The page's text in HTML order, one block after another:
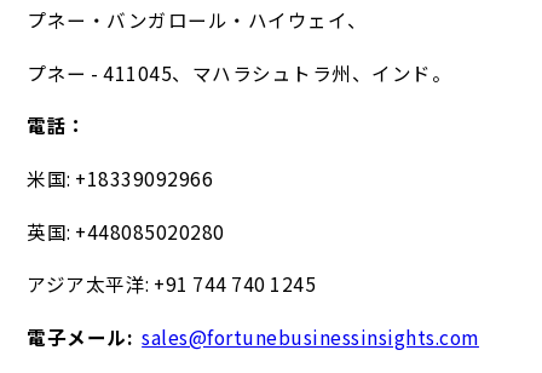
プネー・バンガロール・ハイウェイ、
プネー - 411045、マハラシュトラ州、インド。
電話：
米国: +18339092966
英国: +448085020280
アジア太平洋: +91 744 740 1245
電子メール: sales@fortunebusinessinsights.com